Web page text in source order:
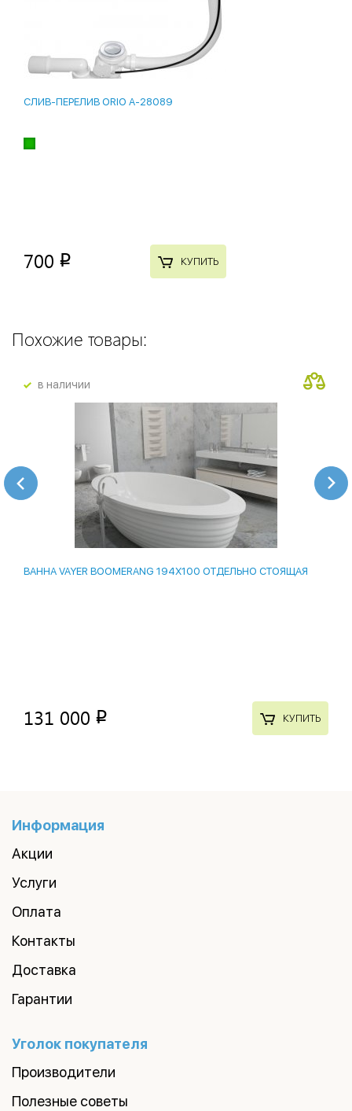
СЛИВ-ПЕРЕЛИВ ORIO A-28089
700 p КУПИТЬ
Похожие товары:
в наличии
ВАННА VAYER BOOMERANG 194Х100 ОТДЕЛЬНО СТОЯЩАЯ
131 000 p КУПИТЬ
Информация
Акции
Услуги
Оплата
Контакты
Доставка
Гарантии
Уголок покупателя
Производители
Полезные советы